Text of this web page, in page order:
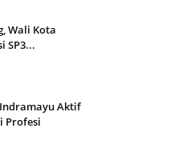
Wali Kota
SP3...
Aktif
Profesi